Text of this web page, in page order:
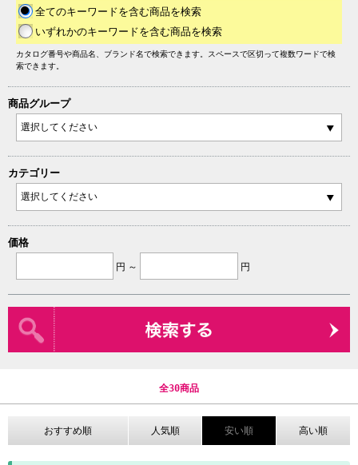
全てのキーワードを含む商品を検索
いずれかのキーワードを含む商品を検索
カタログ番号や商品名、ブランド名で検索できます。スペースで区切って複数ワードで検
索できます。
商品グループ
カテゴリー
価格
円 ～ 円
全30商品
おすすめ順 人気順 安い順 高い順